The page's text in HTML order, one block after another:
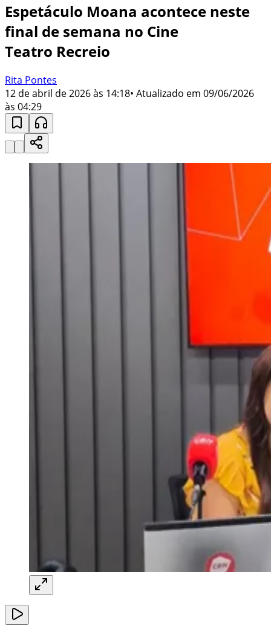
Espetáculo Moana acontece neste
final de semana no Cine
Teatro Recreio
Rita Pontes
12 de abril de 2026 às 14:18• Atualizado em 09/06/2026
às 04:29